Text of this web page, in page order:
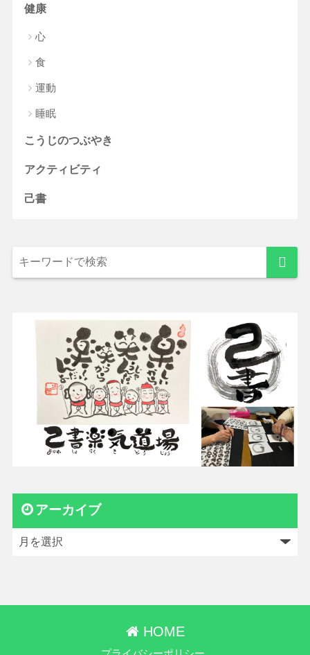
健康
心
食
運動
睡眠
こうじのつぶやき
アクティビティ
己書
アーカイブ
HOME